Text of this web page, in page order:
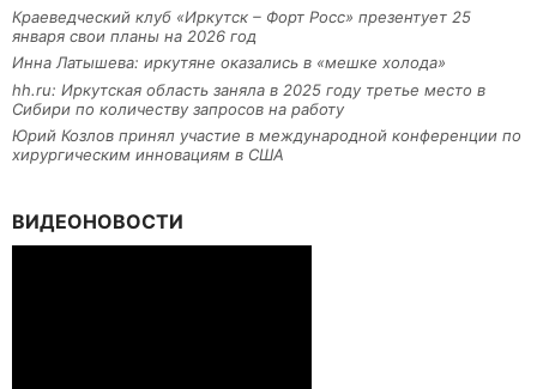
Краеведческий клуб «Иркутск – Форт Росс» презентует 25
января свои планы на 2026 год
Инна Латышева: иркутяне оказались в «мешке холода»
hh.ru: Иркутская область заняла в 2025 году третье место в
Сибири по количеству запросов на работу
Юрий Козлов принял участие в международной конференции по
хирургическим инновациям в США
ВИДЕОНОВОСТИ